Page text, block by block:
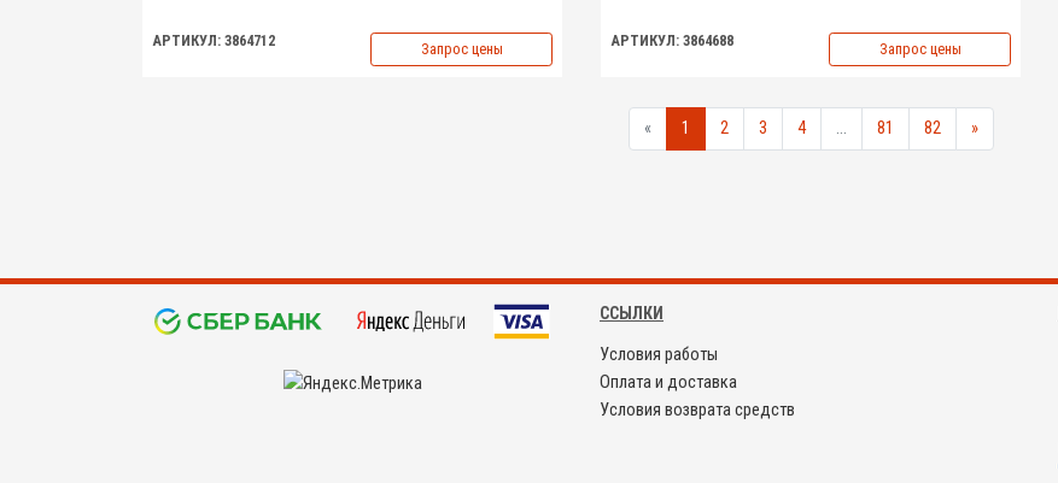
АРТИКУЛ: 3864712 Запрос цены АРТИКУЛ: 3864688 Запрос цены
« 1 2 3 4 ... 81 82 »
ССЫЛКИ
Условия работы
Оплата и доставка
Условия возврата средств